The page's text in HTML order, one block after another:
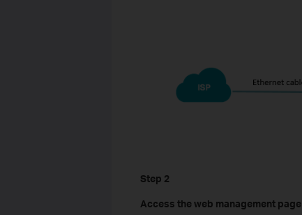
Step 2
Access the web management page